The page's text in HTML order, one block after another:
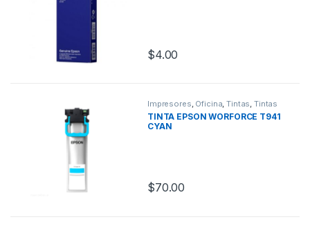
$4.00
Impresores, Oficina,Tintas,Tintas
Epson
TINTA EPSON WORFORCE T941
CYAN
$70.00